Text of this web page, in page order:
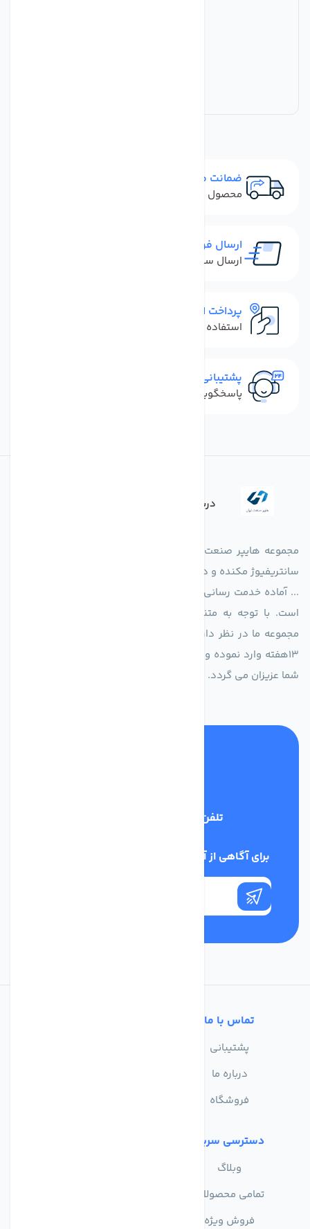
ضمانت مرجوعی
محصول نباید آسیب دیده باشد
ارسال فوری
ارسال سفارش در کمترین زمان ممکن
پرداخت امن
استفاده از روش‌های پرداخت امن
پشتیبانی سریع
پاسخگویی سریع به تماس‌ها و پیام‌ها
درباره فروشگاه
مجموعه هایپر صنعت ایران در امر تولید و واردات انواع فن های
سانتریفیوژ مکنده و دمنده آکسیال، سقفی، بین کانالی، مرغداری و
... آماده خدمت رسانی به شرکت های تولیدی، صنعتی و ساختمانی
است. با توجه به متنوع بودن فن های تولیدی کمپانی اروپایی
مجموعه ما در نظر دارد کالاهای تخصصی شما عزیزان رو در صرف
13هفته وارد نموده و این عمر باعث صرفه جویی در هزینه و زمان
شما عزیزان می گردد.
تلفن پشتیبانی
برای آگاهی از آخرین اخبار در خبرنامه ما عضو شوید
تماس با ما
پشتیبانی
درباره ما
فروشگاه
دسترسی سریع
وبلاگ
تمامی محصولات
فروش ویژه